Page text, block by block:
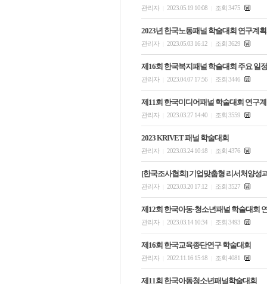
관리자 2023.05.19 10:08 조회 3475
2023년 한국노동패널 학술대회 연구계
관리자 2023.05.03 16:12 조회 3629
제16회 한국복지패널 학술대회 주요 일
관리자 2023.04.07 17:56 조회 3446
제11회 한국미디어패널 학술대회 연구
관리자 2023.03.27 14:40 조회 3559
2023 KRIVET 패널 학술대회
관리자 2023.03.24 10:18 조회 4376
[한국조사협회] 기업맞춤형 리서처양성
관리자 2023.03.20 17:12 조회 3527
제12회 한국아동·청소년패널 학술대회
관리자 2023.03.14 10:34 조회 3493
제16회 한국교육종단연구 학술대회
관리자 2022.11.16 15:18 조회 4081
제11회 한국아동청소년패널학술대회